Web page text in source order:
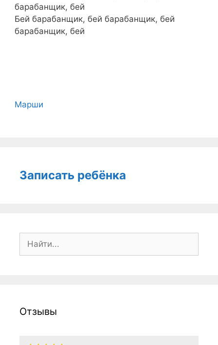
барабанщик, бей
Бей барабанщик, бей барабанщик, бей
барабанщик, бей
Марши
Записать ребёнка
Поиск:
Отзывы